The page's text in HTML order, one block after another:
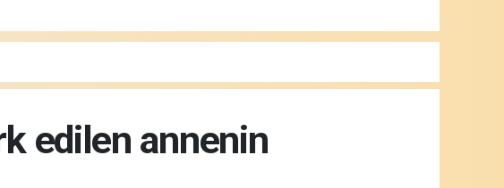
edilen annenin